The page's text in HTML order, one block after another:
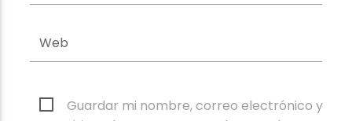
Guardar mi nombre, correo electrónico y